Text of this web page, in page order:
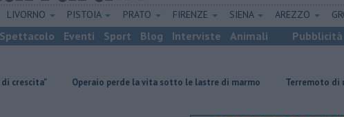
LIVORNO PISTOIA PRATO FIRENZE SIENA AREZZO
Eventi Sport Blog Interviste Animali Pubblicità
Operaio perde la vita sotto le lastre di marmo Terremoto di magnitudo 4.3